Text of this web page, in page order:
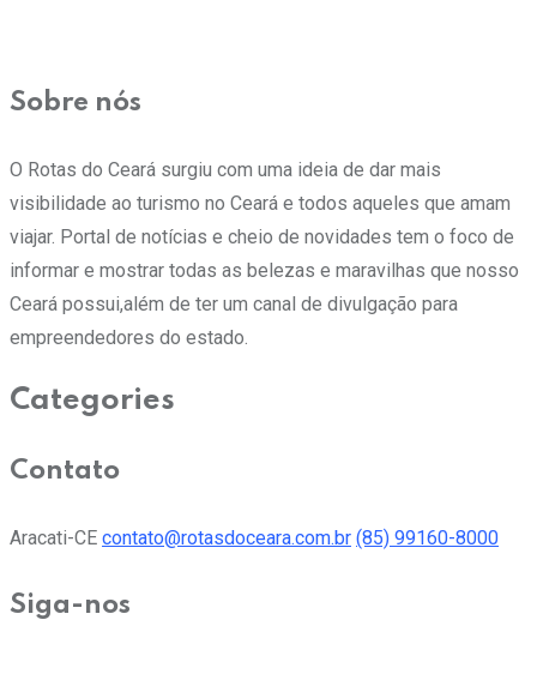
Sobre nós
O Rotas do Ceará surgiu com uma ideia de dar mais
visibilidade ao turismo no Ceará e todos aqueles que amam
viajar. Portal de notícias e cheio de novidades tem o foco de
informar e mostrar todas as belezas e maravilhas que nosso
Ceará possui,além de ter um canal de divulgação para
empreendedores do estado.
Categories
Contato
Aracati-CE contato@rotasdoceara.com.br (85) 99160-8000
Siga-nos